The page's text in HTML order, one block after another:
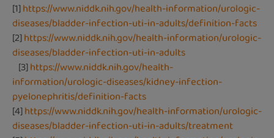
[1]https://www.niddk.nih.gov/health-information/urologic-
diseases/bladder-infection-uti-in-adults/definition-facts
[2]https://www.niddk.nih.gov/health-information/urologic-
diseases/bladder-infection-uti-in-adults
[3]https://www.niddk.nih.gov/health-
information/urologic-diseases/kidney-infection-
pyelonephritis/definition-facts
[4]https://www.niddk.nih.gov/health-information/urologic-
diseases/bladder-infection-uti-in-adults/treatment